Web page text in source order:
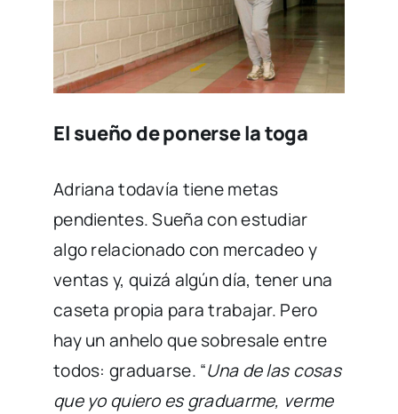
El sueño de ponerse la toga
Adriana todavía tiene metas
pendientes. Sueña con estudiar
algo relacionado con mercadeo y
ventas y, quizá algún día, tener una
caseta propia para trabajar. Pero
hay un anhelo que sobresale entre
todos: graduarse. “Una de las cosas
que yo quiero es graduarme, verme